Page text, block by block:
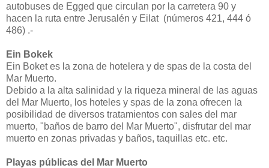
autobuses de Egged que circulan por la carretera 90 y
hacen la ruta entre Jerusalén y Eilat (números 421, 444 ó
486) .-
Ein Bokek
Ein Boket es la zona de hotelera y de spas de la costa del
Mar Muerto.
Debido a la alta salinidad y la riqueza mineral de las aguas
del Mar Muerto, los hoteles y spas de la zona ofrecen la
posibilidad de diversos tratamientos con sales del mar
muerto, "baños de barro del Mar Muerto", disfrutar del mar
muerto en zonas privadas y baños, taquillas etc. etc.
Playas públicas del Mar Muerto